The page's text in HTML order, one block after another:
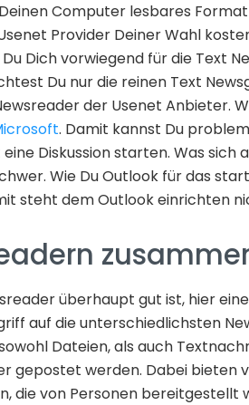
Computer lesbares
Provider Deiner Wahl
Dich vorwiegend für die Text
Du nur die reinen Text
der Usenet Anbieter.
. Damit kannst Du
Diskussion starten. Was sich
Wie Du Outlook für das
steht dem Outlook einrichten
überhaupt gut ist, hier
auf die unterschiedlichsten
Dateien, als auch
gepostet werden. Dabei bieten
die von Personen bereitgestellt